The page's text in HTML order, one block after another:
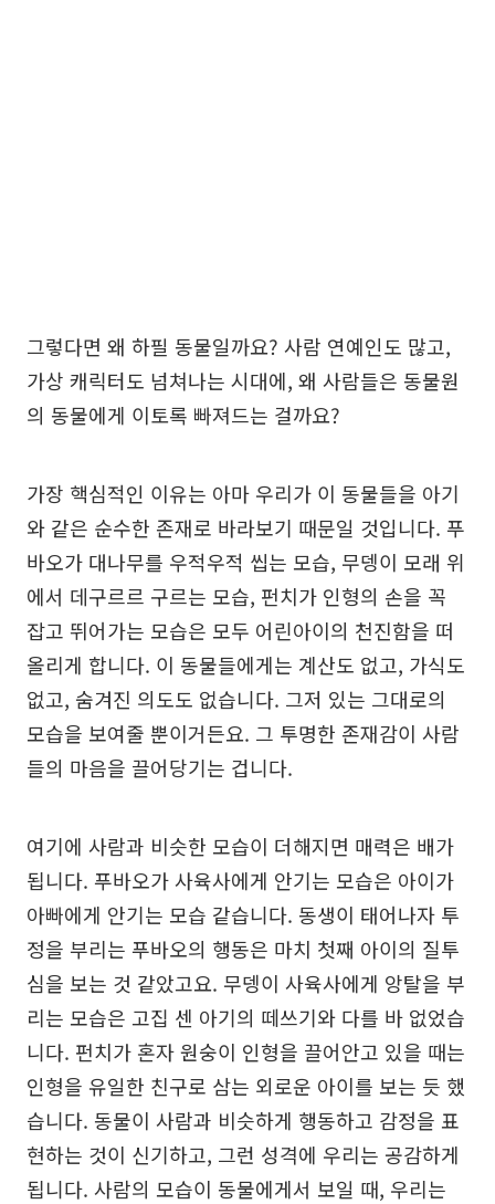
그렇다면 왜 하필 동물일까요? 사람 연예인도 많고,
가상 캐릭터도 넘쳐나는 시대에, 왜 사람들은 동물원
의 동물에게 이토록 빠져드는 걸까요?
가장 핵심적인 이유는 아마 우리가 이 동물들을 아기
와 같은 순수한 존재로 바라보기 때문일 것입니다. 푸
바오가 대나무를 우적우적 씹는 모습, 무뎅이 모래 위
에서 데구르르 구르는 모습, 펀치가 인형의 손을 꼭
잡고 뛰어가는 모습은 모두 어린아이의 천진함을 떠
올리게 합니다. 이 동물들에게는 계산도 없고, 가식도
없고, 숨겨진 의도도 없습니다. 그저 있는 그대로의
모습을 보여줄 뿐이거든요. 그 투명한 존재감이 사람
들의 마음을 끌어당기는 겁니다.
여기에 사람과 비슷한 모습이 더해지면 매력은 배가
됩니다. 푸바오가 사육사에게 안기는 모습은 아이가
아빠에게 안기는 모습 같습니다. 동생이 태어나자 투
정을 부리는 푸바오의 행동은 마치 첫째 아이의 질투
심을 보는 것 같았고요. 무뎅이 사육사에게 앙탈을 부
리는 모습은 고집 센 아기의 떼쓰기와 다를 바 없었습
니다. 펀치가 혼자 원숭이 인형을 끌어안고 있을 때는
인형을 유일한 친구로 삼는 외로운 아이를 보는 듯 했
습니다. 동물이 사람과 비슷하게 행동하고 감정을 표
현하는 것이 신기하고, 그런 성격에 우리는 공감하게
됩니다. 사람의 모습이 동물에게서 보일 때, 우리는